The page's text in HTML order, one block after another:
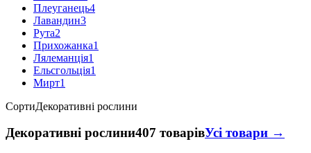
Плеуганець4
Лавандин3
Рута2
Прихожанка1
Лялеманція1
Ельсгольція1
Мирт1
СортиДекоративні рослини
Декоративні рослини407 товарівУсі товари →